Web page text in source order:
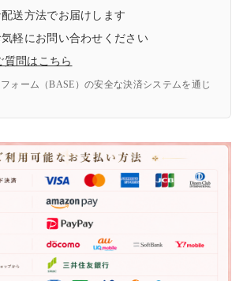
送方法でお届けします
軽にお問い合わせください
質問はこちら
ォーム（BASE）の安全な決済システムを通じ